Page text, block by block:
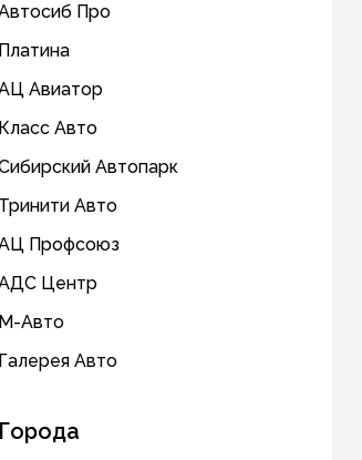
Про
Платина
Авиатор
Класс Авто
Автопарк
Тринити Авто
Профсоюз
Центр
М-Авто
Галерея Авто
Города